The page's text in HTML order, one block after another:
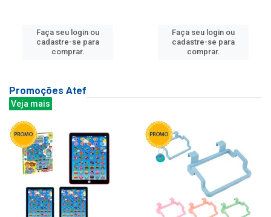
Faça seu login ou
cadastre-se para
comprar.
Faça seu login ou
cadastre-se para
comprar.
Promoções Atef
Veja mais